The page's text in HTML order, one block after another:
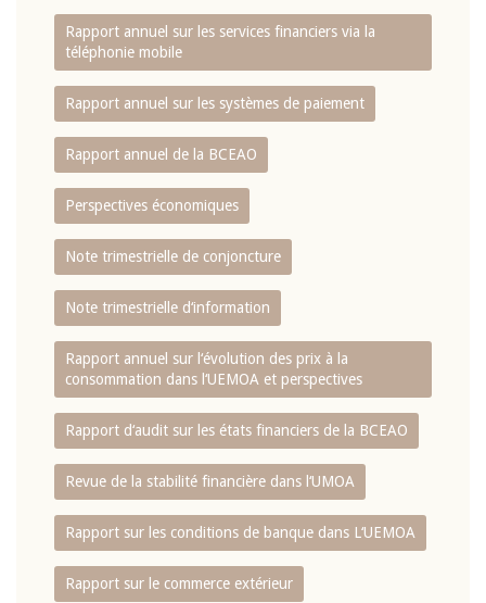
Rapport annuel sur les services financiers via la
téléphonie mobile
Rapport annuel sur les systèmes de paiement
Rapport annuel de la BCEAO
Perspectives économiques
Note trimestrielle de conjoncture
Note trimestrielle d‘information
Rapport annuel sur l‘évolution des prix à la
consommation dans l‘UEMOA et perspectives
Rapport d‘audit sur les états financiers de la BCEAO
Revue de la stabilité financière dans l‘UMOA
Rapport sur les conditions de banque dans L‘UEMOA
Rapport sur le commerce extérieur